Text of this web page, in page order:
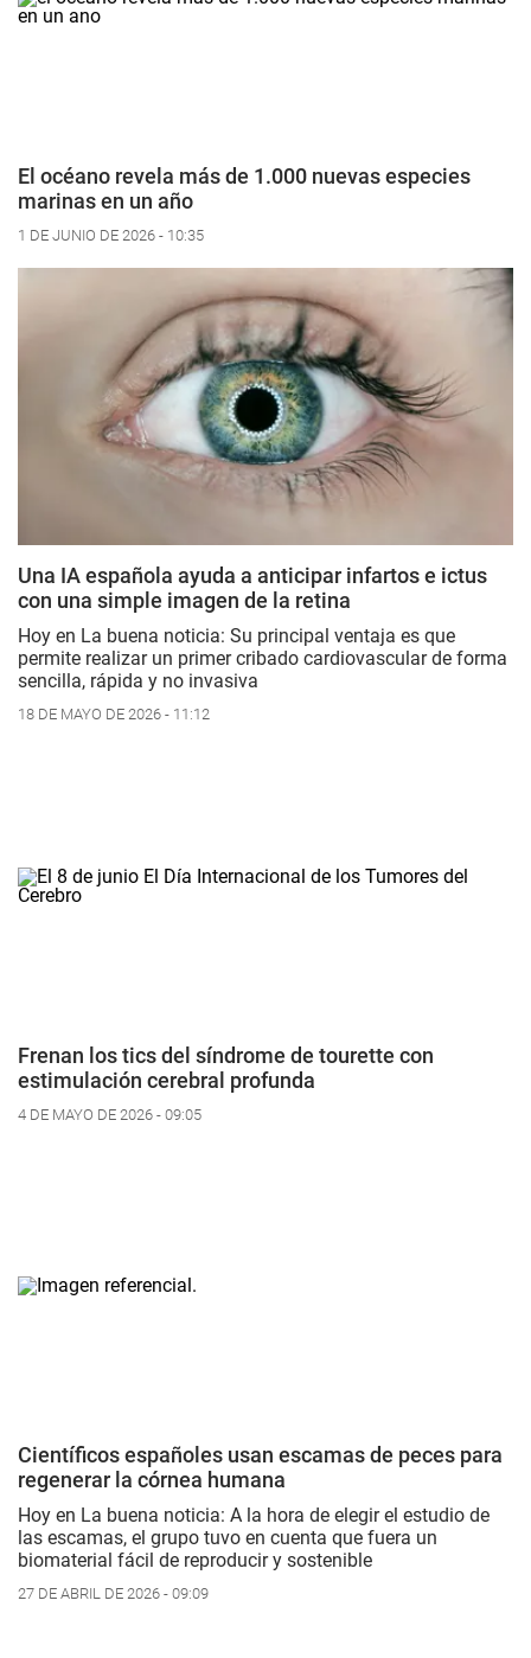
El océano revela más de 1.000 nuevas especies
marinas en un año
1 DE JUNIO DE 2026 - 10:35
Una IA española ayuda a anticipar infartos e ictus
con una simple imagen de la retina
Hoy en La buena noticia: Su principal ventaja es que
permite realizar un primer cribado cardiovascular de forma
sencilla, rápida y no invasiva
18 DE MAYO DE 2026 - 11:12
Frenan los tics del síndrome de tourette con
estimulación cerebral profunda
4 DE MAYO DE 2026 - 09:05
Científicos españoles usan escamas de peces para
regenerar la córnea humana
Hoy en La buena noticia: A la hora de elegir el estudio de
las escamas, el grupo tuvo en cuenta que fuera un
biomaterial fácil de reproducir y sostenible
27 DE ABRIL DE 2026 - 09:09